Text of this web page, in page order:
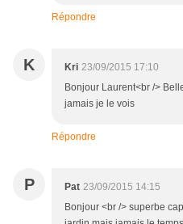
Répondre
K Kri 23/09/2015 17:10
Bonjour Laurent<br />
jamais je le vois
Répondre
P Pat 23/09/2015 14:15
Bonjour <br /> superbe